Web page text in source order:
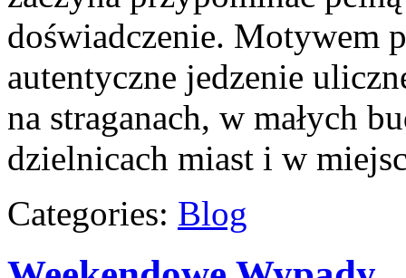
doświadczenie. Motywem
autentyczne jedzenie
na straganach, w małych
dzielnicach miast i w
Categories: Blog